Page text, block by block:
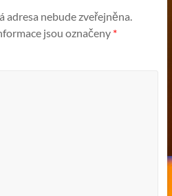
adresa nebude zveřejněna.
jsou označeny *